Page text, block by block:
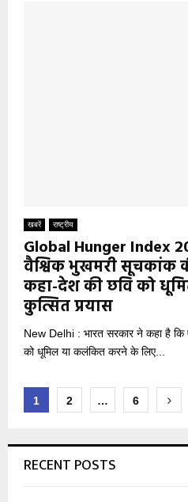
खबरें राष्ट्रीय
Global Hunger Index
वैश्विक भुखमरी सूचकांक
कहा-देश की छवि को
कुत्सित प्रयास
New Delhi : भारत सरकार ने कहा है कि
को धूमिल या कलंकित करने के लिए...
Posts
1 2 … 6
RECENT POSTS